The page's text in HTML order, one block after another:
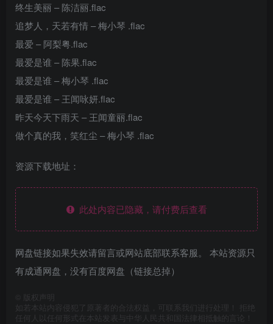
终生美丽 – 陈洁丽.flac
追梦人，天若有情 – 梅小琴 .flac
最爱 – 阿梨粤.flac
最爱是谁 – 陈果.flac
最爱是谁 – 梅小琴 .flac
最爱是谁 – 王闻咏妍.flac
昨天今天下雨天 – 王闻童丽.flac
做个真的我，笑红尘 – 梅小琴 .flac
资源下载地址：
此处内容已隐藏，请付费后查看
网盘链接如果失效请留言或网站底部联系客服。 本站资源只
有成通网盘，没有百度网盘（链接总掉）
版权声明
如若本站内容侵犯了原著者的合法权益，可联系我们进行处理！ 拒绝
任何人以任何形式在本站发表与中华人民共和国法律相抵触的言论！